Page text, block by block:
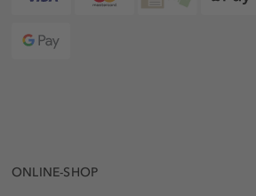
ONLINE-SHOP